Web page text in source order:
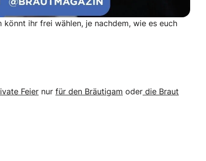
ihr frei wählen, je nachdem, wie es euch
Feier nur für den Bräutigam oder die Braut